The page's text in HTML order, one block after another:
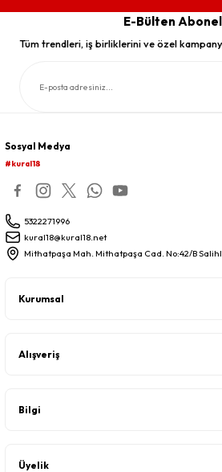
E-Bülten
Tüm trendleri, iş birliklerini ve özel
Sosyal Medya
#kural18
5322271996
kural18@kural18.net
Mithatpaşa Mah. Mithatpaşa Cad. No:42/B
Kurumsal
Alışveriş
Bilgi
Üyelik